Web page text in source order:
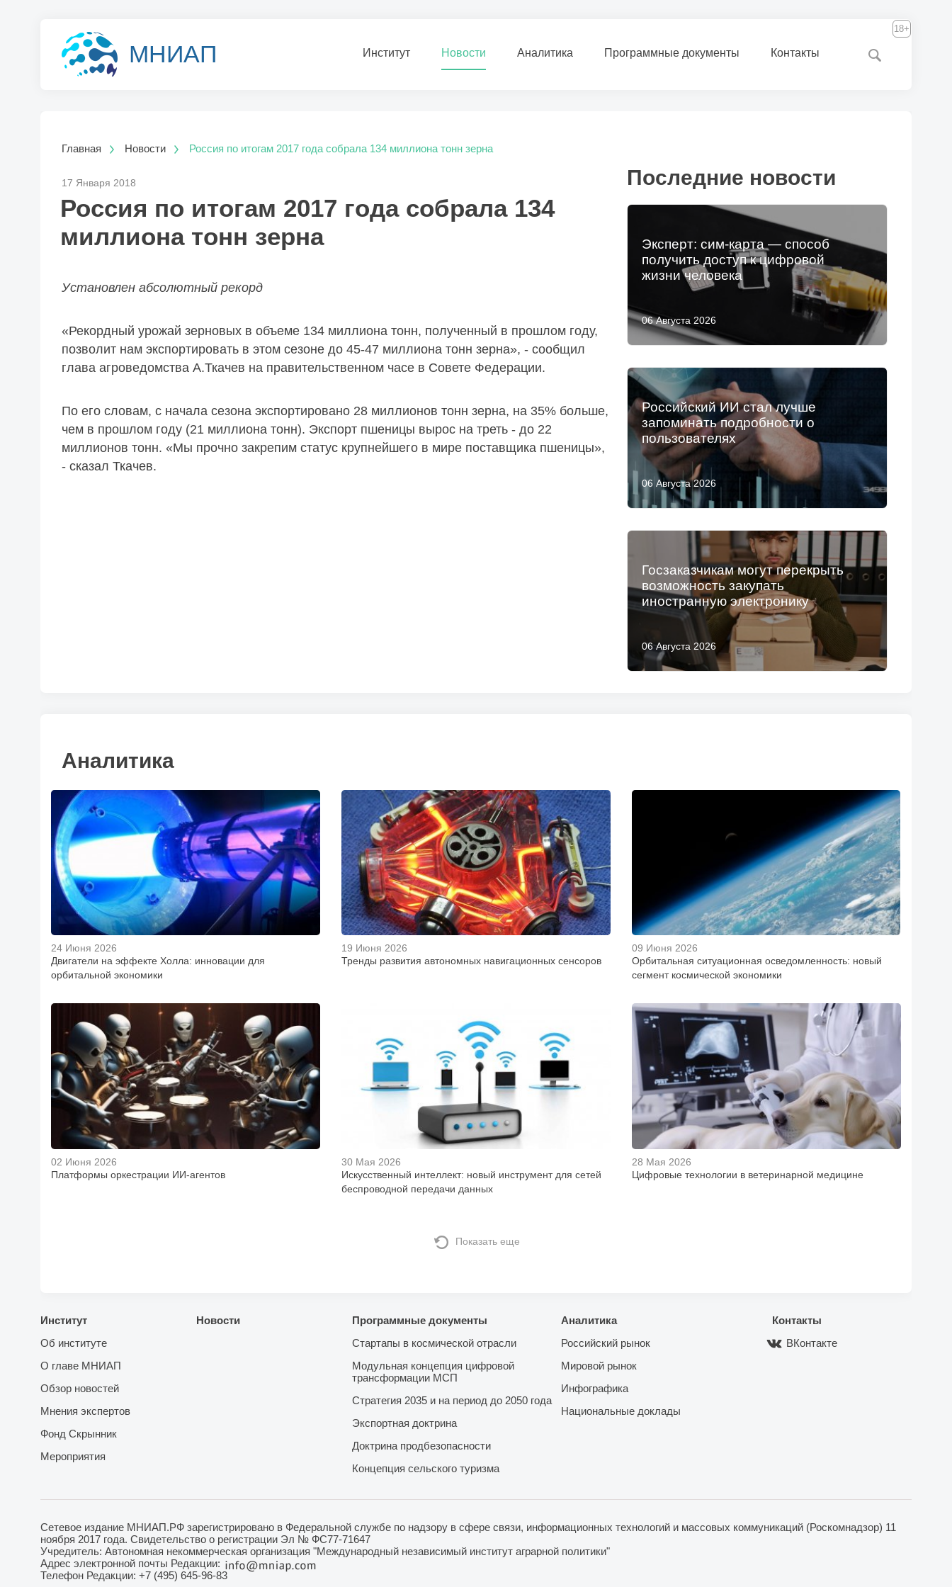
МНИАП Институт Новости Аналитика Программные документы Контакты
18+
Главная Новости Россия по итогам 2017 года собрала 134 миллиона тонн зерна
17 Января 2018
Россия по итогам 2017 года собрала 134
миллиона тонн зерна
Установлен абсолютный рекорд
«Рекордный урожай зерновых в объеме 134 миллиона тонн, полученный в прошлом году,
позволит нам экспортировать в этом сезоне до 45-47 миллиона тонн зерна», - сообщил
глава агроведомства А.Ткачев на правительственном часе в Совете Федерации.
По его словам, с начала сезона экспортировано 28 миллионов тонн зерна, на 35% больше,
чем в прошлом году (21 миллиона тонн). Экспорт пшеницы вырос на треть - до 22
миллионов тонн. «Мы прочно закрепим статус крупнейшего в мире поставщика пшеницы»,
- сказал Ткачев.
Последние новости
06 Августа 2026
Эксперт: сим-карта — способ
получить доступ к цифровой
жизни человека
06 Августа 2026
Российский ИИ стал лучше
запоминать подробности о
пользователях
06 Августа 2026
Госзаказчикам могут перекрыть
возможность закупать
иностранную электронику
Аналитика
24 Июня 2026
Двигатели на эффекте Холла: инновации для
орбитальной экономики
19 Июня 2026
Тренды развития автономных навигационных сенсоров
09 Июня 2026
Орбитальная ситуационная осведомленность: новый
сегмент космической экономики
02 Июня 2026
Платформы оркестрации ИИ-агентов
30 Мая 2026
Искусственный интеллект: новый инструмент для сетей
беспроводной передачи данных
28 Мая 2026
Цифровые технологии в ветеринарной медицине
Показать еще
Институт
Об институте
О главе МНИАП
Обзор новостей
Мнения экспертов
Фонд Скрынник
Мероприятия
Новости
Программные документы
Стартапы в космической отрасли
Модульная концепция цифровой
трансформации МСП
Стратегия 2035 и на период до 2050 года
Экспортная доктрина
Доктрина продбезопасности
Концепция сельского туризма
Аналитика
Российский рынок
Мировой рынок
Инфографика
Национальные доклады
Контакты
ВКонтакте
Сетевое издание МНИАП.РФ зарегистрировано в Федеральной службе по надзору в сфере связи, информационных технологий и массовых коммуникаций (Роскомнадзор) 11
ноября 2017 года. Свидетельство о регистрации Эл № ФС77-71647
Учредитель: Автономная некоммерческая организация "Международный независимый институт аграрной политики"
Адрес электронной почты Редакции:
Телефон Редакции: +7 (495) 645-96-83